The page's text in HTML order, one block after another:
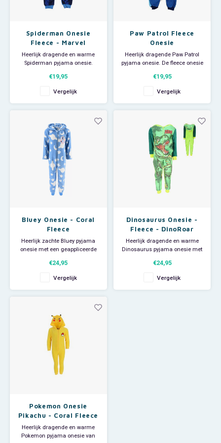
Spiderman Onesie
Fleece - Marvel
Heerlijk dragende en warme
Spiderman pyjama onesie.
superleuk om als huispak te
gebruiken op een luie zondag.
Aan de voorkant zit een rits voor
makkelijk aan- en uittrekken.
fleece). Slape
€19,95
Vergelijk
Paw Patrol Fleece
Onesie
Heerlijk dragende Paw Patrol
pyjama onesie. De fleece onesie
Chase, Marshall en Rubble. De
Nickelodeon jumpsuit is ook
superleuk om als huispak te
gebruiken op een luie zondag.
rits voor makkelijk a
€19,95
Vergelijk
Bluey Onesie - Coral
Fleece
Heerlijk zachte Bluey pyjama
onesie met een geappliceerde
Deze jumpsuit is ook superleuk
om als huispak te gebruiken op
een luie zondag. Aan de
voorkant zit een lange rits voor
€24,95
Vergelijk
Dinosaurus Onesie -
Fleece - DinoRoar
Heerlijk dragende en warme
Dinosaurus pyjama onesie met
dinosaurus. Deze Dinoroar
jumpsuit is ook superleuk om
als huispak te gebruiken op een
luie zondag. Aan de voorkant zit
€24,95
Vergelijk
Pokemon Onesie
Pikachu - Coral Fleece
Heerlijk dragende en warme
Pokemon pyjama onesie van